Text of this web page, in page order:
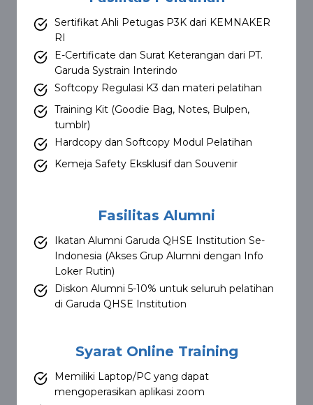
Sertifikat Ahli Petugas P3K dari KEMNAKER
RI
E-Certificate dan Surat Keterangan dari PT.
Garuda Systrain Interindo
Softcopy Regulasi K3 dan materi pelatihan
Training Kit (Goodie Bag, Notes, Bulpen,
tumblr)
Hardcopy dan Softcopy Modul Pelatihan
Kemeja Safety Eksklusif dan Souvenir
Fasilitas Alumni
Ikatan Alumni Garuda QHSE Institution Se-
Indonesia (Akses Grup Alumni dengan Info
Loker Rutin)
Diskon Alumni 5-10% untuk seluruh pelatihan
di Garuda QHSE Institution
Syarat Online Training
Memiliki Laptop/PC yang dapat
mengoperasikan aplikasi zoom